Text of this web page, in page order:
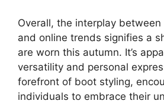
Overall, the interplay
and online trends signifies a
are worn this autumn. It’s
versatility and personal
forefront of boot styling,
individuals to embrace their